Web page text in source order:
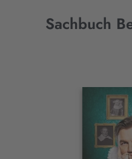
Sachbuch